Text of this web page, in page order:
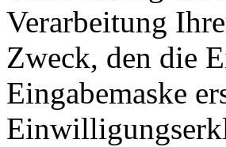
Verarbeitung
Zweck, den die
Eingabemaske